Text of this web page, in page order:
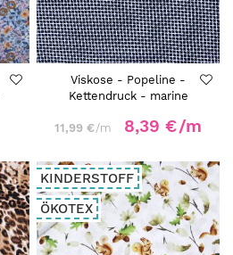
Viskose - Popeline -
Kettendruck - marine
11,99 €/m 8,39 €/m
KINDERSTOFF
ÖKOTEX